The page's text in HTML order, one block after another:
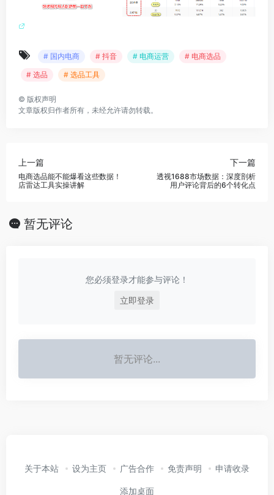
# 国内电商 # 抖音 # 电商运营
# 电商选品
# 选品
# 选品工具
© 版权声明
文章版权归作者所有，未经允许请勿转载。
上一篇
电商选品能不能爆看这些数据！
店雷达工具实操讲解
下一篇
透视1688市场数据：深度剖析
用户评论背后的6个转化点
暂无评论
您必须登录才能参与评论！
立即登录
暂无评论...
关于本站 设为主页 广告合作 免责声明 申请收录
添加桌面